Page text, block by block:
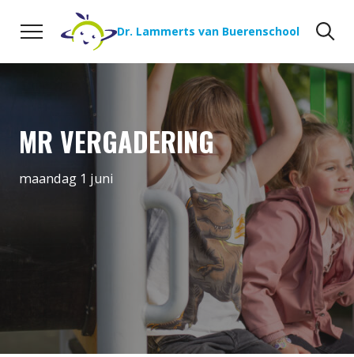
Naar de inhoud
Dr. Lammerts van Buerenschool
MR VERGADERING
maandag 1 juni